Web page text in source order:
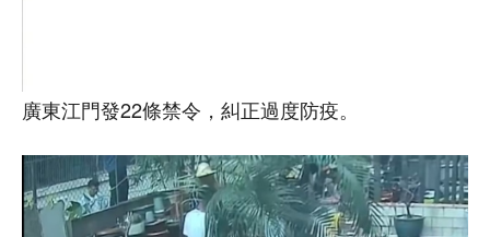
廣東江門發22條禁令，糾正過度防疫。